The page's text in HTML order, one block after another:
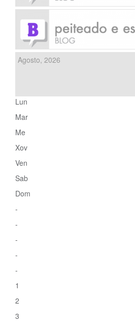
Agosto, 2026
Lun
Mar
Me
Xov
Ven
Sab
Dom
-
-
-
-
-
1
2
3